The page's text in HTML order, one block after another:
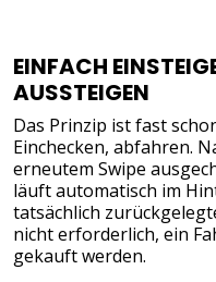
EINFACH
AUSSTEIGEN
Das Prinzip ist fast
Einchecken, abfahren.
erneutem Swipe
läuft automatisch im
tatsächlich
nicht erforderlich, ein
gekauft werden.